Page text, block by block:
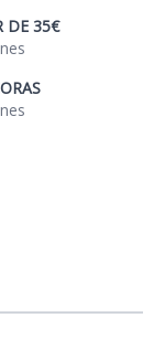
DE 35€